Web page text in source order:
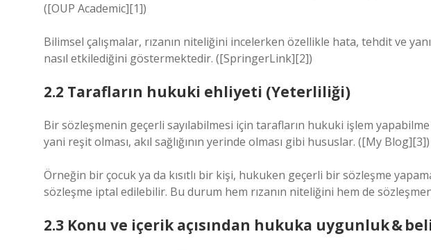
([OUP Academic][1])
Bilimsel çalışmalar, rızanın niteliğini incelerken özellikle hata, tehdit ve
nasıl etkilediğini göstermektedir. ([SpringerLink][2])
2.2 Tarafların hukuki ehliyeti (Yeterliliği)
Bir sözleşmenin geçerli sayılabilmesi için tarafların hukuki işlem
yani reşit olması, akıl sağlığının yerinde olması gibi hususlar. ([My Blog][3])
Örneğin bir çocuk ya da kısıtlı bir kişi, hukuken geçerli bir sözleşme
sözleşme iptal edilebilir. Bu durum hem rızanın niteliğini hem de
2.3 Konu ve içerik açısından hukuka uygunluk &